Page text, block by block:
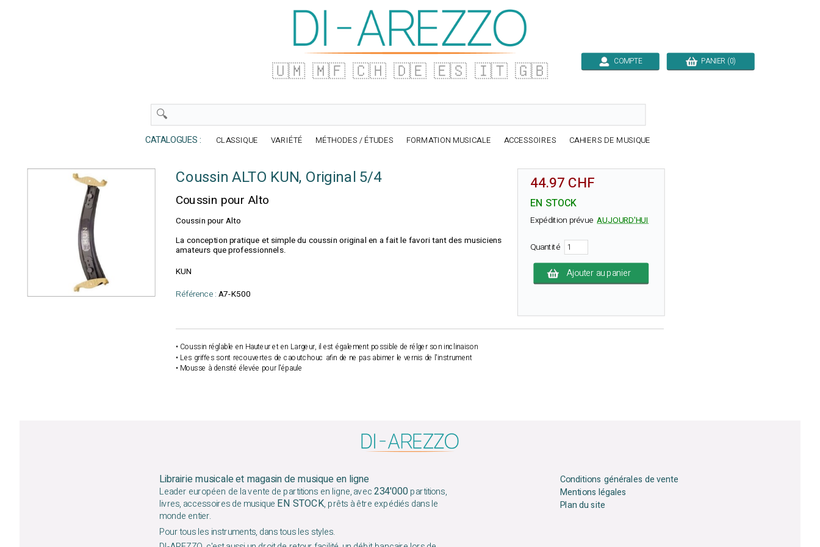
🇺🇲 🇲🇫 🇨🇭 🇩🇪 🇪🇸 🇮🇹 🇬🇧 COMPTE PANIER (0)
CATALOGUES : CLASSIQUE VARIÉTÉ MÉTHODES / ÉTUDES FORMATION MUSICALE ACCESSOIRES CAHIERS DE MUSIQUE
Coussin ALTO KUN, Original 5/4
Coussin pour Alto
Coussin pour Alto
La conception pratique et simple du coussin original en a fait le favori tant des musiciens
amateurs que professionnels.
KUN
Référence : A7-K500
44.97 CHF
EN STOCK
Expédition prévueAUJOURD'HUI
Quantité
Ajouter au panier
• Coussin réglable en Hauteur et en Largeur, il est également possible de rélger son inclinaison
• Les griffes sont recouvertes de caoutchouc afin de ne pas abimer le vernis de l'instrument
• Mousse à densité élevée pour l'épaule
Librairie musicale et magasin de musique en ligne
Leader européen de la vente de partitions en ligne, avec234'000partitions,
livres, accessoires de musique EN STOCK, prêts à être expédiés dans le
monde entier.
Pour tous les instruments, dans tous les styles.
Conditions générales de vente
Mentions légales
Plan du site